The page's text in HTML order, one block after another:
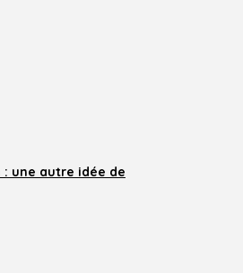
: une autre idée de